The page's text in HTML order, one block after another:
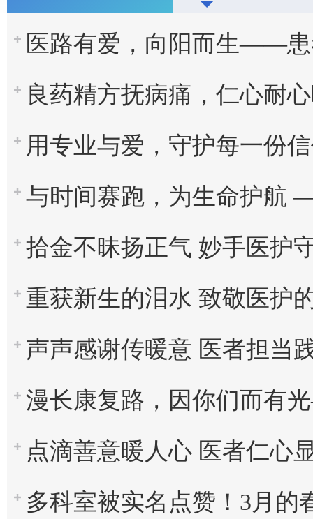
医路有爱，向阳而生——患者感
良药精方抚病痛，仁心耐心暖人心——
用专业与爱，守护每一份信任 ——患
与时间赛跑，为生命护航 ——患者
拾金不昧扬正气 妙手医护守安康 ——患
重获新生的泪水 致敬医护的心声——患
声声感谢传暖意 医者担当践初心——患
漫长康复路，因你们而有光——来自患者
点滴善意暖人心 医者仁心显担当——
多科室被实名点赞！3月的春